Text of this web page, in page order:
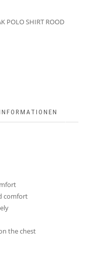
POLO SHIRT ROOD
comfort
the chest